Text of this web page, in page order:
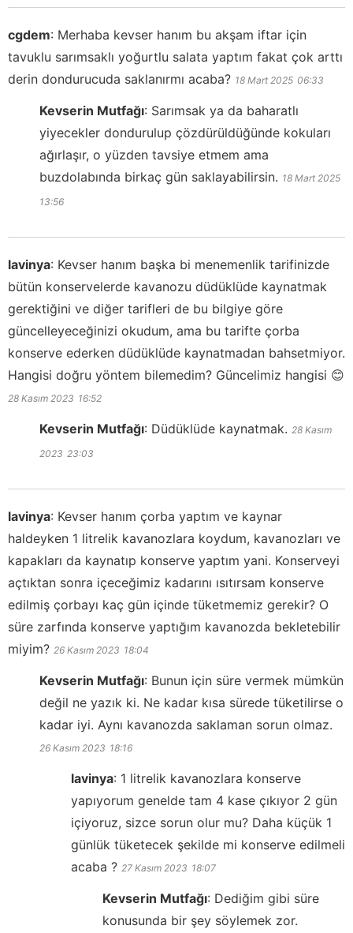
cgdem: Merhaba kevser hanım bu akşam iftar için
tavuklu sarımsaklı yoğurtlu salata yaptım fakat çok arttı
derin dondurucuda saklanırmı acaba? 18 Mart 2025 06:33
Kevserin Mutfağı: Sarımsak ya da baharatlı
yiyecekler dondurulup çözdürüldüğünde kokuları
ağırlaşır, o yüzden tavsiye etmem ama
buzdolabında birkaç gün saklayabilirsin. 18 Mart 2025
13:56
lavinya: Kevser hanım başka bi menemenlik tarifinizde
bütün konservelerde kavanozu düdüklüde kaynatmak
gerektiğini ve diğer tarifleri de bu bilgiye göre
güncelleyeceğinizi okudum, ama bu tarifte çorba
konserve ederken düdüklüde kaynatmadan bahsetmiyor.
Hangisi doğru yöntem bilemedim? Güncelimiz hangisi 😊
28 Kasım 2023 16:52
Kevserin Mutfağı: Düdüklüde kaynatmak. 28 Kasım
2023 23:03
lavinya: Kevser hanım çorba yaptım ve kaynar
haldeyken 1 litrelik kavanozlara koydum, kavanozları ve
kapakları da kaynatıp konserve yaptım yani. Konserveyi
açtıktan sonra içeceğimiz kadarını ısıtırsam konserve
edilmiş çorbayı kaç gün içinde tüketmemiz gerekir? O
süre zarfında konserve yaptığım kavanozda bekletebilir
miyim? 26 Kasım 2023 18:04
Kevserin Mutfağı: Bunun için süre vermek mümkün
değil ne yazık ki. Ne kadar kısa sürede tüketilirse o
kadar iyi. Aynı kavanozda saklaman sorun olmaz.
26 Kasım 2023 18:16
lavinya: 1 litrelik kavanozlara konserve
yapıyorum genelde tam 4 kase çıkıyor 2 gün
içiyoruz, sizce sorun olur mu? Daha küçük 1
günlük tüketecek şekilde mi konserve edilmeli
acaba ? 27 Kasım 2023 18:07
Kevserin Mutfağı: Dediğim gibi süre
konusunda bir şey söylemek zor.